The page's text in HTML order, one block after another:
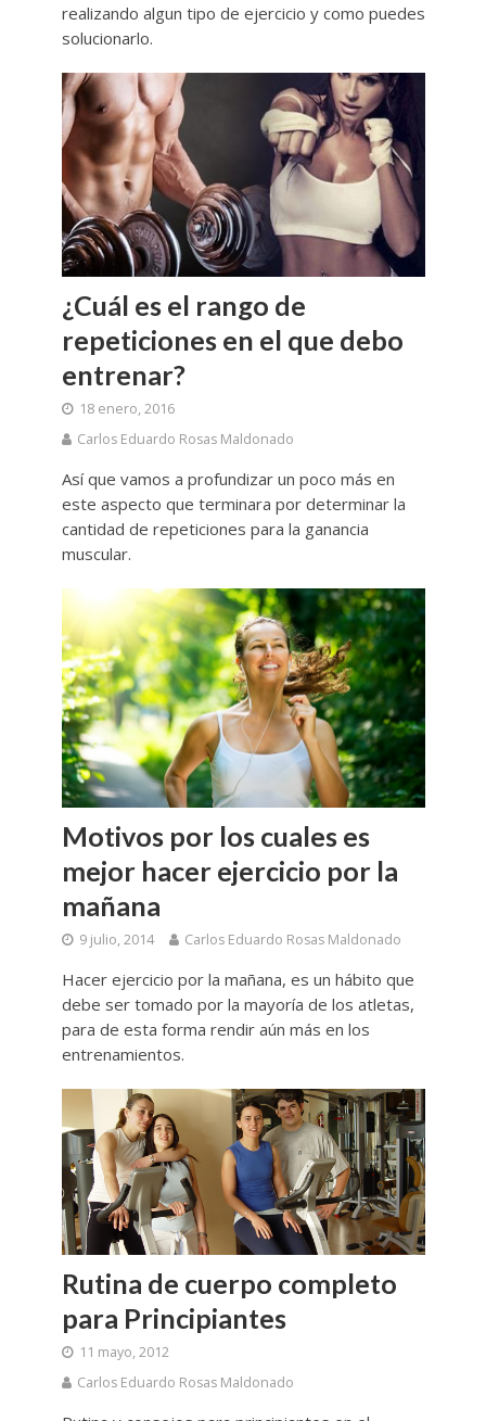
realizando algun tipo de ejercicio y como puedes
solucionarlo.
¿Cuál es el rango de
repeticiones en el que debo
entrenar?
18 enero, 2016
Carlos Eduardo Rosas Maldonado
Así que vamos a profundizar un poco más en
este aspecto que terminara por determinar la
cantidad de repeticiones para la ganancia
muscular.
Motivos por los cuales es
mejor hacer ejercicio por la
mañana
9 julio, 2014 Carlos Eduardo Rosas Maldonado
Hacer ejercicio por la mañana, es un hábito que
debe ser tomado por la mayoría de los atletas,
para de esta forma rendir aún más en los
entrenamientos.
Rutina de cuerpo completo
para Principiantes
11 mayo, 2012
Carlos Eduardo Rosas Maldonado